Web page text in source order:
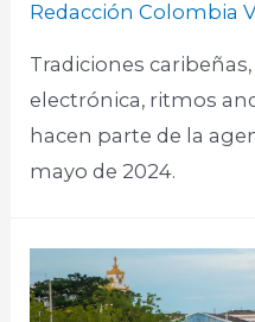
Redacción Colombia
Tradiciones
electrónica, ritmos
hacen parte de la
mayo de 2024.